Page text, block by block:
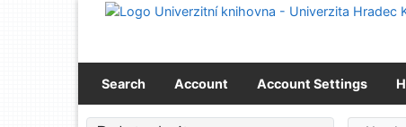
Go to content
Search Account Account Settings